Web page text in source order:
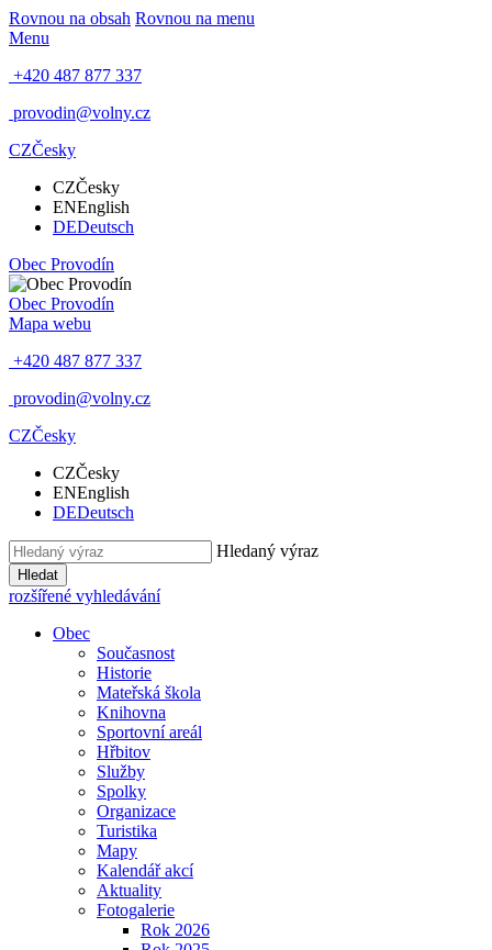
Rovnou na obsah Rovnou na menu
Menu
+420 487 877 337
provodin@volny.cz
CZČesky
CZČesky
ENEnglish
DEDeutsch
Obec Provodín
Obec Provodín
Mapa webu
+420 487 877 337
provodin@volny.cz
CZČesky
CZČesky
ENEnglish
DEDeutsch
Hledaný výraz
Hledat
rozšířené vyhledávání
Obec
Současnost
Historie
Mateřská škola
Knihovna
Sportovní areál
Hřbitov
Služby
Spolky
Organizace
Turistika
Mapy
Kalendář akcí
Aktuality
Fotogalerie
Rok 2026